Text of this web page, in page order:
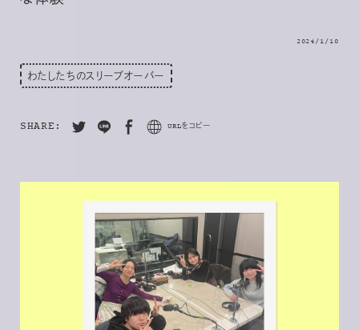
2024/1/10
わたしたちのスリープオーバー
SHARE: URLをコピー